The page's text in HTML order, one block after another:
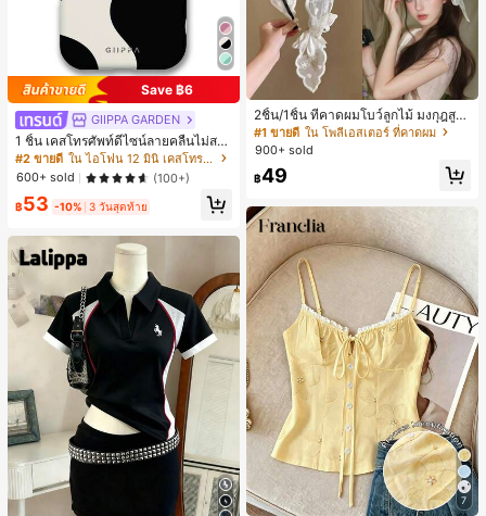
Save ฿6
GIIPPA GARDEN
1 ชิ้น เคสโทรศัพท์ดีไซน์ลายคลื่นไม่สม
มาตรสำหรับ Phone 17 Pro Max, เหม
าะสำหรับ Phone 16 Pro Max, 15 Pro
Max, 14 Pro Max, เคสโทรศัพท์สไตล์เ
กาหลีและน่าสนใจ, เข้ากันได้กับ 11/12/
13/14/15/16 Pro Max Plus, ดีไซน์หรู
ขวัญในอุดมคติสำหรับคริสต์มาส, วันว
าเลนไทน์, อีสเตอร์, ฤดูแต่งงานและวันเ
กิดสำหรับแฟนสาว
#2 ขายดี
ใน ไอโฟน 12 มินิ เคสโทรศัพท์แฟชั่น
600+ sold
(100+)
฿53 -10% 3 วันสุดท้าย
2ชิ้น/1ชิ้น ที่คาดผมโบว์ลูกไม้ มงกุฎสูง
แถบกว้าง สีดำ สีขาว สำหรับใส่ประจำ
วัน กิ๊บติดผม ยางรัดผม (ลายปักดอกไม้
#1 ขายดี ใน โพลีเอสเตอร์ ที่คาดผม
900+ sold
฿49
7